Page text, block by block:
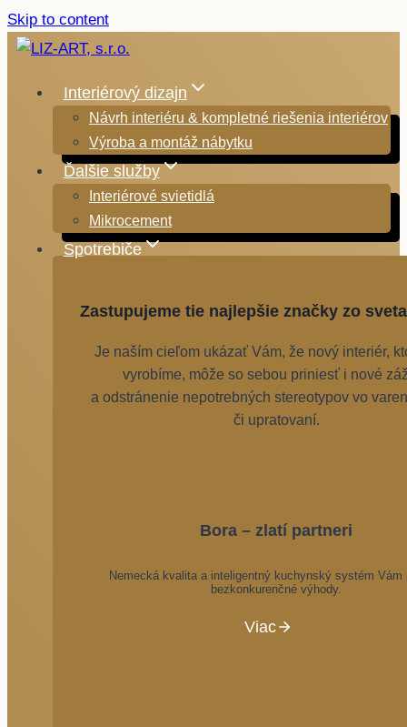
Skip to content
Interiérový dizajn
Návrh interiéru & kompletné riešenia interiérov
Výroba a montáž nábytku
Ďalšie služby
Interiérové svietidlá
Mikrocement
Spotrebiče
Zastupujeme tie najlepšie značky zo
Je naším cieľom ukázať Vám, že nový interiér,
vyrobíme, môže so sebou priniesť i nové
a odstránenie nepotrebných stereotypov vo
či upratovaní.
Bora – zlatí partneri
Nemecká kvalita a inteligentný kuchynský systém Vám
bezkonkurenčné výhody.
Viac